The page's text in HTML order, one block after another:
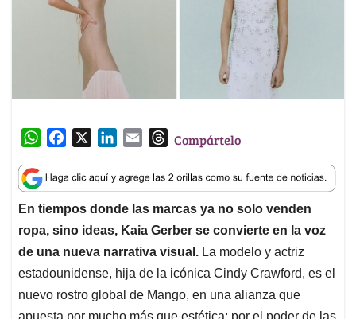
W
a
t
s
A
p
p
c
e
b
o
o
k
n
k
e
d
I
n
a
i
l
T
r
e
a
d
s
Compártelo
En tiempos donde las marcas ya no solo venden
ropa, sino ideas, Kaia Gerber se convierte en la voz
de una nueva narrativa visual. La modelo y actriz
estadounidense, hija de la icónica Cindy Crawford, es el
nuevo rostro global de Mango, en una alianza que